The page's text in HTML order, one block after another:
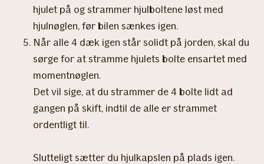
hjulet på og strammer hjulboltene løst med
hjulnøglen, før bilen sænkes igen.
Når alle 4 dæk igen står solidt på jorden, skal du
sørge for at stramme hjulets bolte ensartet med
momentnøglen.
Det vil sige, at du strammer de 4 bolte lidt ad
gangen på skift, indtil de alle er strammet
ordentligt til.
Slutteligt sætter du hjulkapslen på plads igen.